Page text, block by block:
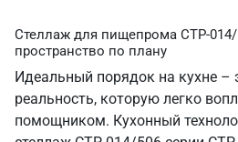
Стеллаж для пищепрома СТР-014/
пространство по плану
Идеальный порядок на кухне –
реальность, которую легко
помощником. Кухонный